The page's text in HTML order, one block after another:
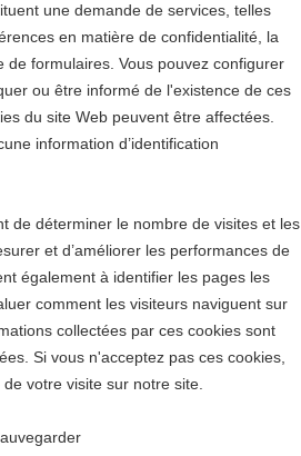
une demande de services, telles
en matière de confidentialité, la
de formulaires. Vous pouvez configurer
ou être informé de l'existence de ces
du site Web peuvent être affectées.
information d’identification
de déterminer le nombre de visites et les
et d’améliorer les performances de
également à identifier les pages les
comment les visiteurs naviguent sur
collectées par ces cookies sont
Si vous n'acceptez pas ces cookies,
votre visite sur notre site.